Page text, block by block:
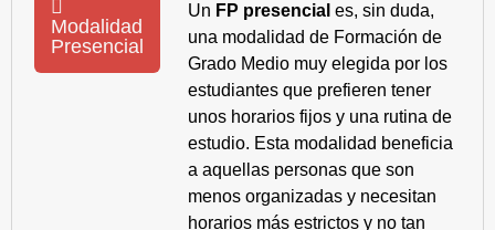
Modalidad
Presencial
Un FP presencial es, sin duda,
una modalidad de Formación de
Grado Medio muy elegida por los
estudiantes que prefieren tener
unos horarios fijos y una rutina de
estudio. Esta modalidad beneficia
a aquellas personas que son
menos organizadas y necesitan
horarios más estrictos y no tan